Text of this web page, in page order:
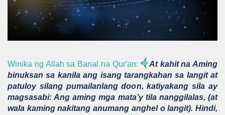
Winika ng Allah sa Banal na Qur′an:
At kahit na Aming
binuksan sa kanila ang isang tarangkahan sa langit at
patuloy silang pumailanlang doon, katiyakang sila ay
magsasabi: Ang aming mga mata’y tila nanggilalas, (at
wala kaming nakitang anumang anghel o langit). Hindi,